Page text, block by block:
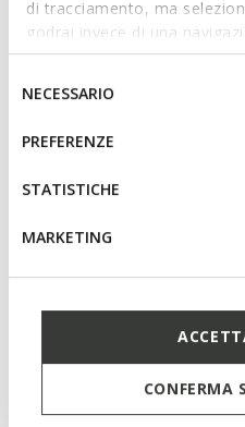
di tracciamento, ma
godrai invece di una
base dei tuoi gusti ed
IMPOSTAZIONI potrai
altri strumenti di
informazioni o per
tue impostazioni, visita la
consenso
NECESSARIO
PREFERENZE
STATISTICHE
MARKETING
CONFERMA
Technologies
Vous pourriez